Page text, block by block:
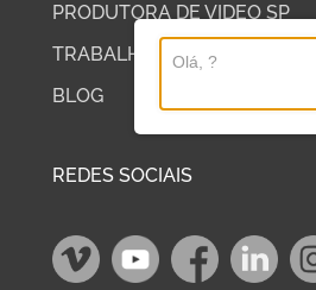
PRODUTORA DE VIDEO SP
TRABALHE COM A DP2
BLOG
REDES SOCIAIS